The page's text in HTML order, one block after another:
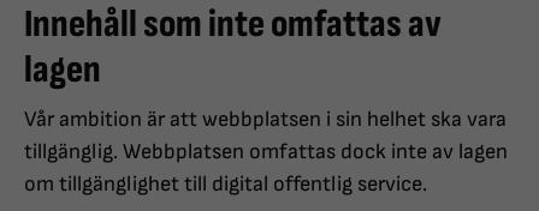
Innehåll som inte omfattas av
lagen
Vår ambition är att webbplatsen i sin helhet ska vara
tillgänglig. Webbplatsen omfattas dock inte av lagen
om tillgänglighet till digital offentlig service.